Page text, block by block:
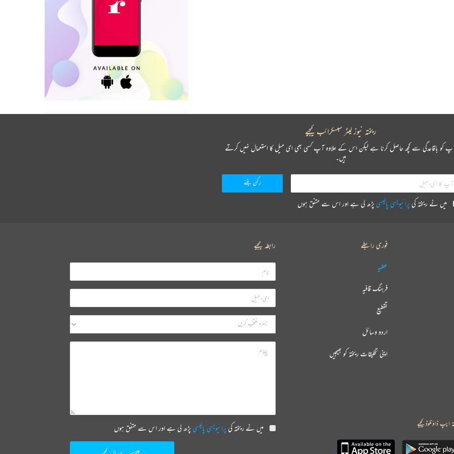
ریختہ نیوز لیٹر سبسکرائب کیجیے
کو باقاعدگی سے کچھ حاصل کرنا ہے لیکن اس کے علاوہ آپ کسی بھی ای میل کا استعمال نہیں کرتے
ہیں۔
میں نے ریختہ کیپرائیویسی پالیسیپڑھ لی ہے اور اس سے متفق ہوں
فوری رابطے
عطیہ
فرہنگ قافیہ
تقطیع
اردو وسائل
اپنی تخلیقات ریختہ کو بھیجیں
رابطہ کیجیے
میں نے ریختہ کیپرائیویسی پالیسیپڑھ لی ہے اور اس سے متفق ہوں ایپ ڈاؤنلوڈ کیجیے